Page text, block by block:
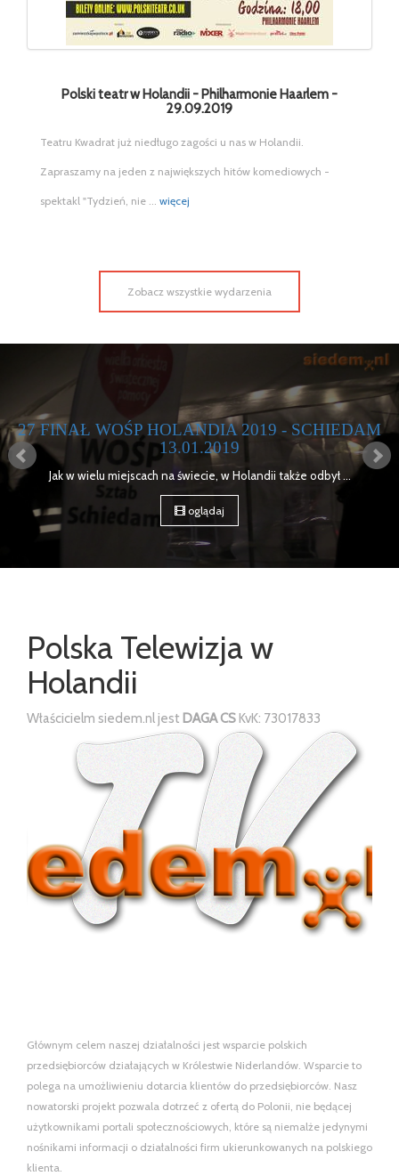
Polski teatr w Holandii - Philharmonie Haarlem -
29.09.2019
Teatru Kwadrat już niedługo zagości u nas w Holandii.
Zapraszamy na jeden z największych hitów komediowych -
spektakl "Tydzień, nie ... więcej
Zobacz wszystkie wydarzenia
WOŚP HOLANDIA 2019 - SCHIEDAM
13.01.2019
miejscach na świecie, w Holandii także odbył ...
oglądaj
15
Polska Telewizja w
Holandii
Właścicielm siedem.nl jest DAGA CSKvK: 73017833
Głównym celem naszej działalności jest wsparcie polskich
przedsiębiorców działających w Królestwie Niderlandów. Wsparcie to
polega na umożliwieniu dotarcia klientów do przedsiębiorców. Nasz
nowatorski projekt pozwala dotrzeć z ofertą do Polonii, nie będącej
użytkownikami portali społecznościowych, które są niemalże jedynymi
nośnikami informacji o działalności firm ukierunkowanych na polskiego
klienta.